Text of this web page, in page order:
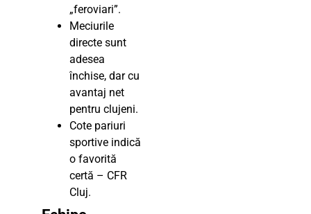
„feroviari”.
Meciurile
directe sunt
adesea
închise, dar cu
avantaj net
pentru clujeni.
Cote pariuri
sportive indică
o favorită
certă – CFR
Cluj.